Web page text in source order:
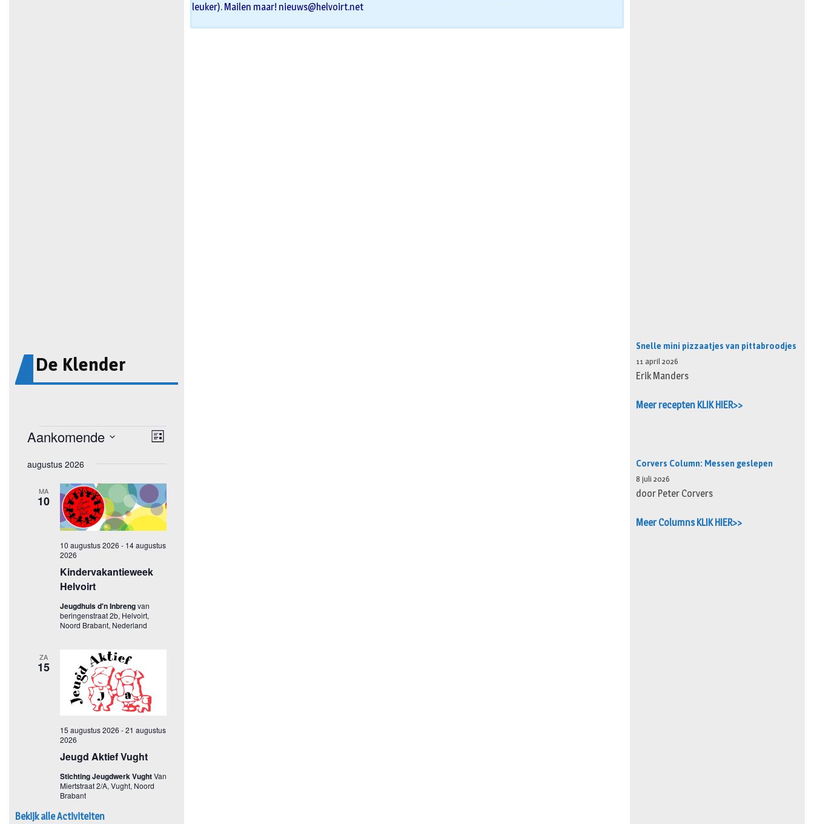
De Klender
Bekijk alle Activiteiten
leuker). Mailen maar! nieuws@helvoirt.net
Snelle mini pizzaatjes van pittabroodjes
11 april 2026
Erik Manders
Meer recepten KLIK HIER>>
Corvers Column: Messen geslepen
8 juli 2026
door Peter Corvers
Meer Columns KLIK HIER>>